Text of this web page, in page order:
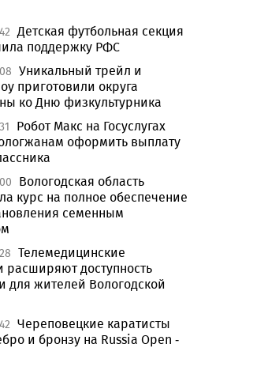
Детская футбольная секция
поддержку РФС
Уникальный трейл и
приготовили округа
ко Дню физкультурника
Робот Макс на Госуслугах
оформить выплату
Вологодская область
курс на полное обеспечение
семенным
Телемедицинские
расширяют доступность
для жителей Вологодской
Череповецкие каратисты
и бронзу на Russia Open -